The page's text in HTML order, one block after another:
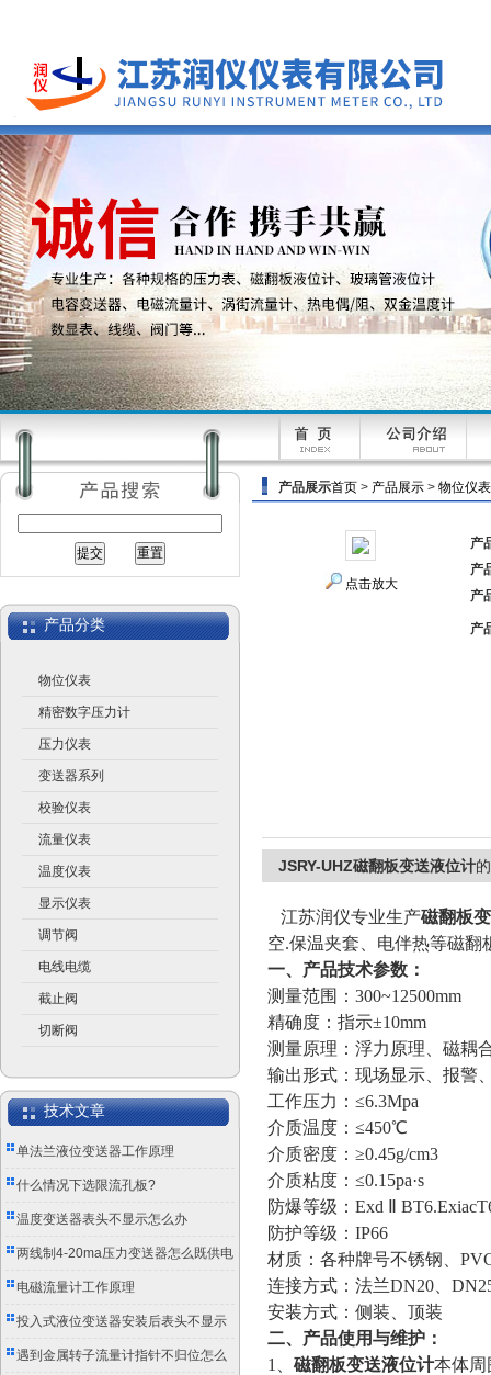
产品分类
物位仪表
精密数字压力计
压力仪表
变送器系列
校验仪表
流量仪表
温度仪表
显示仪表
调节阀
电线电缆
截止阀
切断阀
技术文章
单法兰液位变送器工作原理
什么情况下选限流孔板?
温度变送器表头不显示怎么办
两线制4-20ma压力变送器怎么既供电
又传信号？
电磁流量计工作原理
投入式液位变送器安装后表头不显示
怎么办？
遇到金属转子流量计指针不归位怎么
产品展示首页 > 产品展示 > 物位仪表
点击放大
产
产
产
产
JSRY-UHZ磁翻板变送液位计
江苏润仪专业生产磁翻板
空.保温夹套、电伴热等磁翻
一、产品技术参数：
测量范围：300~12500mm
精确度：指示±10mm
测量原理：浮力原理、磁耦
输出形式：现场显示、报警
工作压力：≤6.3Mpa
介质温度：≤450℃
介质密度：≥0.45g/cm3
介质粘度：≤0.15pa·s
防爆等级：Exd Ⅱ
防护等级：IP66
材质：各种牌号不锈钢、
连接方式：法兰DN20、
安装方式：侧装、顶装
二、产品使用与维护：
1、 磁翻板变送液位计本体周